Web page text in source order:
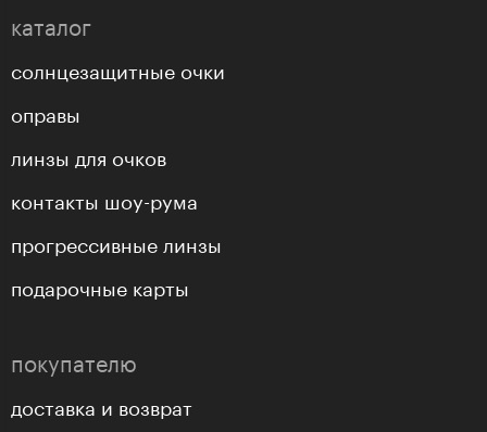
каталог
солнцезащитные очки
оправы
линзы для очков
контакты шоу-рума
прогрессивные линзы
подарочные карты
покупателю
доставка и возврат